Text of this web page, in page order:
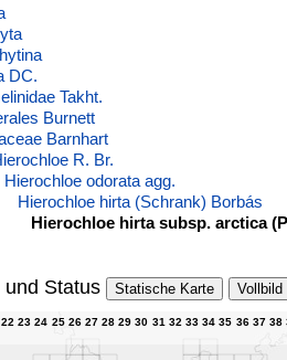
DC.
Takht.
Burnett
Barnhart
R. Br.
Hierochloe odorata agg.
Hierochloe hirta (Schrank) Borbás
Hierochloe hirta subsp. arctica
und Status Statische Karte Vollbild